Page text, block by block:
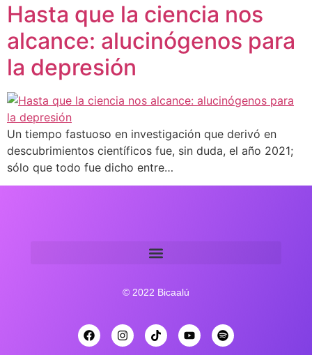
Hasta que la ciencia nos
alcance: alucinógenos para
la depresión
Un tiempo fastuoso en investigación que derivó en
descubrimientos científicos fue, sin duda, el año 2021;
sólo que todo fue dicho entre…
© 2022 Bicaalú